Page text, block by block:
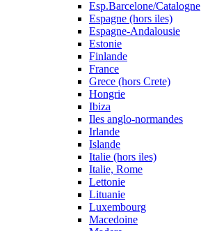
Esp.Barcelone/Catalogne
Espagne (hors iles)
Espagne-Andalousie
Estonie
Finlande
France
Grece (hors Crete)
Hongrie
Ibiza
Iles anglo-normandes
Irlande
Islande
Italie (hors iles)
Italie, Rome
Lettonie
Lituanie
Luxembourg
Macedoine